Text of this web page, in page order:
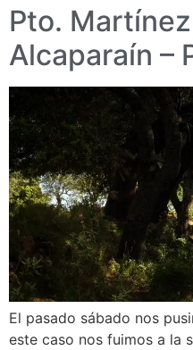
Pto.
Alcaparaín –
El pasado sábado nos
este caso nos fuimos a la